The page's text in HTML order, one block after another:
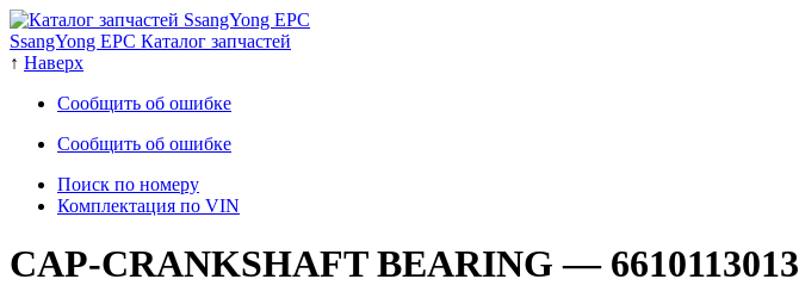
SsangYong EPC Каталог запчастей
↑ Наверх
Сообщить об ошибке
Сообщить об ошибке
Поиск по номеру
Комплектация по VIN
CAP-CRANKSHAFT BEARING— 6610113013